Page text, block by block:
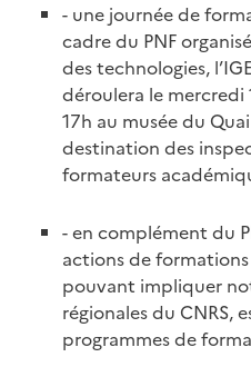
- une journée de
cadre du PNF
des technologies,
déroulera le
17h au musée du
destination des
formateurs
- en complément du
actions de formations
pouvant impliquer
régionales du CNRS,
programmes de